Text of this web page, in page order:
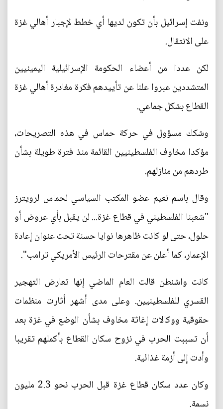
ونفت إسرائيل بأن تكون لديها أي خطط لإجبار أهالي غزة
على الانتقال.
لكن عددا من أعضاء الحكومة الإسرائيلية اليمينيين
المتشددين عبروا علنا عن تأييدهم فكرة مغادرة أهالي غزة
القطاع بشكل جماعي.
وشكك مسؤول في حركة حماس في هذه التصريحات،
مؤكدا مخاوف الفلسطينيين القائمة منذ فترة طويلة بشأن
طردهم من منازلهم.
وقال باسم نعيم عضو المكتب السياسي لحماس لرويترز
"شعبنا الفلسطيني في قطاع غزة... لن يقبل بأي عروض أو
حلول، حتى لو كانت ظاهرها نوايا حسنة تحت عنوان إعادة
الإعمار، كما أعلن عن مقترحات الرئيس الأمريكي ترامب".
كانت واشنطن قالت العام الماضي إنها تعارض التهجير
القسري للفلسطينيين. وعلى مدى أشهر أثارت منظمات
حقوقية ووكالات إغاثة مخاوف بشأن الوضع في غزة بعد
أن تسببت الحرب في نزوح سكان القطاع بأكملهم تقريبا
وأدت إلى أزمة غذائية.
وكان عدد سكان قطاع غزة قبل الحرب نحو 2.3 مليون
نسمة.